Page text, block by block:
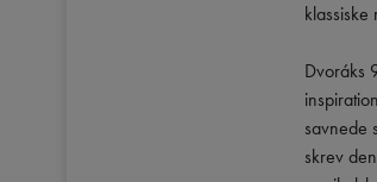
Dvoráks
savnede
skrev